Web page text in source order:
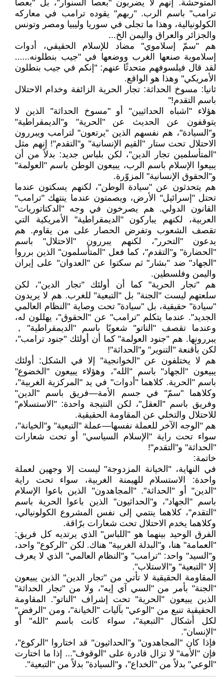
المتوحشة. إنهم لا يضربون "بعصا السنوار"، بل "بعصا
ترامب" باسم الرب. "ربهم" يقوده ترامب في معاركه
الكولونيالية، وهذا ما تجلى في سوريا وليبيا ومصر وتونس
والجزائر والعراق واليمن الخ...
هم "سمّ إسلاموي" مضاد للإسلام الحقيقي، أدوات
إسلاموية صنعها الغرب ووضعها في "جيب بنطلونه......
لقد قال فيلسوفهم متحدثًا عنهم: "إنكم في جيب بنطلون
الأمريكي" وهذا هو الواقع.
ثانيا: مسوخ الحداثة: تجار الحرية الزائفة وخدام الاحتلال
باسم التقدم!"
هؤلاء "اشباه الحداثيين" أو "مسوخ الحداثة" الذين لا
يتوقفون عن الحديث عن "الحرية" و"الديمقراطية"
و"السيادة"، هم نفسهم الذين "يرتعون" لترامب ويبررون
الاحتلال تحت ستار "القيم الإنسانية" و"التقدم"! إنهم مثل
"المتأسلمين تجار الدين"، لكن بلباس جديد: بدلاً من أن
يبيعوا الإسلام باسم الرب، يبيعون الوطن باسم "العولمة"
و"الحقوق الإنسانية" المزوّرة.
هم يتحدثون عن "سيادة الوطن"، لكنهم يسكتون عندما
تحتل "إسرائيل" الأرض، ويصمتون عندما ينتهك "ترامب"
القانون الدولي. هم يصرخون في وجه "الدكتاتوريات"
العربية، لكنهم يباركون "الديمقراطية" الأمريكية التي
تقصف الشعوب وتفرض الحصار على من يقاوم. هم
يدعون "التحرر"، لكنهم يبررون "الاحتلال" باسم
"الحضارة" و"التقدم"، كما فعل "المتأسلمون" الذين برروا
"الجهاد" ضد "بشار" ثم سكتوا عن "العدوان" على إيران
واليمن وفلسطين.
هم "تجار الحرية" كما أن أولئك "تجار الدين"، لكن
سلعتهم ليست "الجنة" بل "التبعية" للغرب. هم لا يريدون
"سيادة" حقيقية، بل "سيادة" تحت وصاية "النظام العالمي
الجديد". عندما يتكلم "ترامب" عن "الحقوق"، يهللون له،
وعندما تقصف "الناتو" شعوبًا باسم "الديمقراطية"，
يبررونها. هم "جنود العولمة" كما أن أولئك "جنود ترامب"،
لكن بأقنعة "التنوير" و"الحداثة"!
هم لا يختلفون عن "الخوانجية" إلا في الشكل: أولئك
يبيعون "الجهاد" باسم "الله"، وهؤلاء يبيعون "الخضوع"
باسم "الحرية. كلاهما "أدوات" في يد "المركزية الغربية"،
وكلاهما "سمّ" في جسم الأمة—فريق باسم "الدين"
وفريق باسم "العقل"، لكن النتيجة واحدة: "الاستسلام"
للاحتلال والتخلي عن المقاومة الحقيقية.
هم "الوجه الآخر للعملة نفسها—عملة "التبعية" و"الخيانة"،
سواء تحت راية "الإسلام السياسي" أو تحت شعارات
"الحداثة" و"التقدم"!
خاتمة:
في النهاية، "الخيانة المزدوجة" ليست إلا وجهين لعملة
واحدة: الاستسلام للهيمنة الغربية، سواء تحت راية
"الدين" أو "الحداثة". "المجاهدون" الذين باعوا الإسلام
باسم "الجهاد"، و"الحداثيون" الذين باعوا الحرية باسم
"التقدم"، كلاهما ينتمي إلى نفس المشروع الكولونيالي،
وكلاهما يخدم الاحتلال تحت شعارات برّاقة.
الفرق الوحيد بينهما هو "اللباس" الذي يرتديه كل فريق:
"العمامة" هنا، و"البدلة الغربية" هناك. لكن "الركوع" واحد،
و"السيد" واحد: "ترامب" و"النظام العالمي" الذي لا يعرف
إلا "التبعية" و"الاستلاب".
المقاومة الحقيقية لا تأتي من "تجار الدين" الذين يبيعون
"الجنة" بأمر من "السي آي إيه"، ولا من "تجار الحداثة"
الذين يبيعون "الحرية" تحت إشراف "الناتو". المقاومة
الحقيقية تنبع من "الوعي" بآليات "الخيانة"، ومن "الرفض"
لكل أشكال "التبعية"، سواء كانت باسم "الله" أو
"الإنسان".
فإذا كان "المجاهدون" و"الحداثيون" قد اختاروا "الركوع"،
فإن "الأمة" لا تزال قادرة على "الوقوف"... إذا ما اختارت
"الوعي" بدلاً من "الخداع"، و"السيادة" بدلاً من "التبعية".